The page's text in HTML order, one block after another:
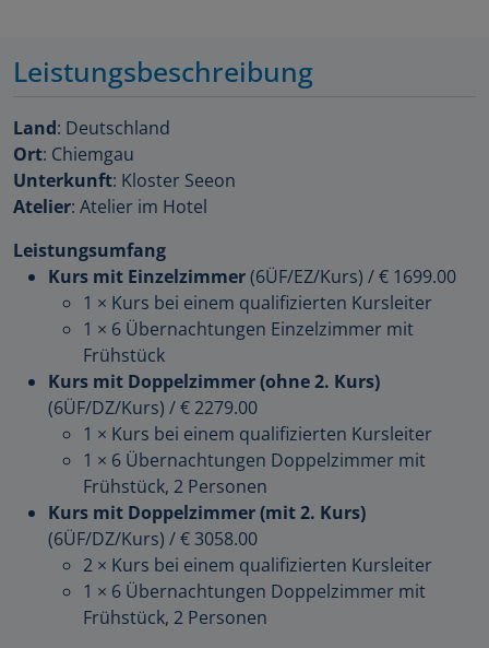
Leistungsbeschreibung
Land: Deutschland
Ort: Chiemgau
Unterkunft: Kloster Seeon
Atelier: Atelier im Hotel
Leistungsumfang
Kurs mit Einzelzimmer(6ÜF/EZ/Kurs) /€ 1699.00
1 × Kurs bei einem qualifizierten Kursleiter
1 × 6 Übernachtungen Einzelzimmer mit
Frühstück
Kurs mit Doppelzimmer (ohne 2. Kurs)
(6ÜF/DZ/Kurs) /€ 2279.00
1 × Kurs bei einem qualifizierten Kursleiter
1 × 6 Übernachtungen Doppelzimmer mit
Frühstück, 2 Personen
Kurs mit Doppelzimmer (mit 2. Kurs)
(6ÜF/DZ/Kurs) /€ 3058.00
2 × Kurs bei einem qualifizierten Kursleiter
1 × 6 Übernachtungen Doppelzimmer mit
Frühstück, 2 Personen